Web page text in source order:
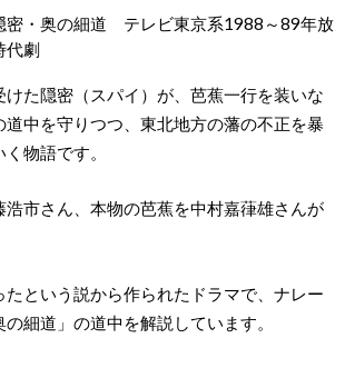
密・奥の細道 テレビ東京系1988～89年放
劇
けた隠密（スパイ）が、芭蕉一行を装いな
道中を守りつつ、東北地方の藩の不正を暴
物語です。
浩市さん、本物の芭蕉を中村嘉葎雄さんが
という説から作られたドラマで、ナレー
細道」の道中を解説しています。